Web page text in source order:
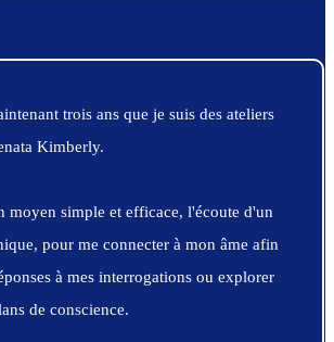
trois ans que je suis des ateliers
Kimberly.
moyen simple et efficace, l'écoute d'un
pour me connecter à mon âme afin
à mes interrogations ou explorer
de conscience.